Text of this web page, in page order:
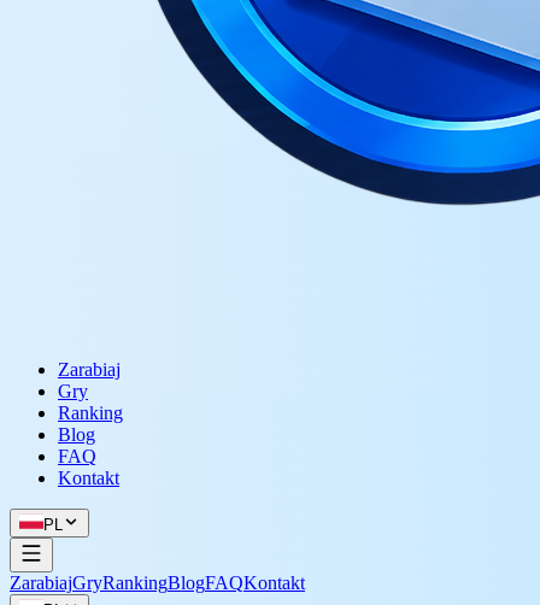
Zarabiaj
Gry
Ranking
Blog
FAQ
Kontakt
PL
ZarabiajGryRankingBlogFAQKontakt